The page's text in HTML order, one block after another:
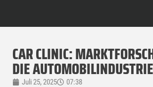
CAR CLINIC:
DIE AUTOMOBILINDUSTRIE
Juli 25, 2025
07:38